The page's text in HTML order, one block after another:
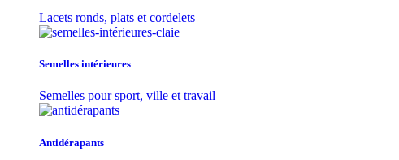
Lacets ronds, plats et cordelets
Semelles intérieures
Semelles pour sport, ville et travail
Antidérapants